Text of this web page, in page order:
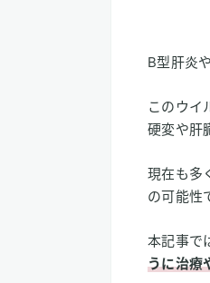
B型肝炎
このウイ
硬変や肝
現在も多
の可能性
本記事で
うに治療